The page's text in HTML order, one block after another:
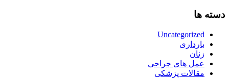
دسته ها
Uncategorized
بارداری
زنان
عمل های جراحی
مقالات پزشکی